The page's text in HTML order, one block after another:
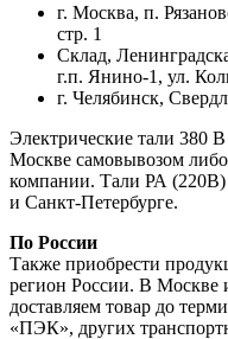
г. Москва, п.
стр. 1
Склад,
г.п. Янино-1, ул.
г. Челябинск,
Электрические тали 380
Москве самовывозом
компании. Тали РА (220В)
и Санкт-Петербурге.
По России
Также приобрести
регион России. В Москве
доставляем товар до
«ПЭК», других